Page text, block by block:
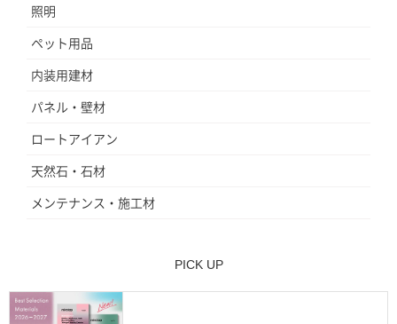
照明
ペット用品
内装用建材
パネル・壁材
ロートアイアン
天然石・石材
メンテナンス・施工材
PICK UP